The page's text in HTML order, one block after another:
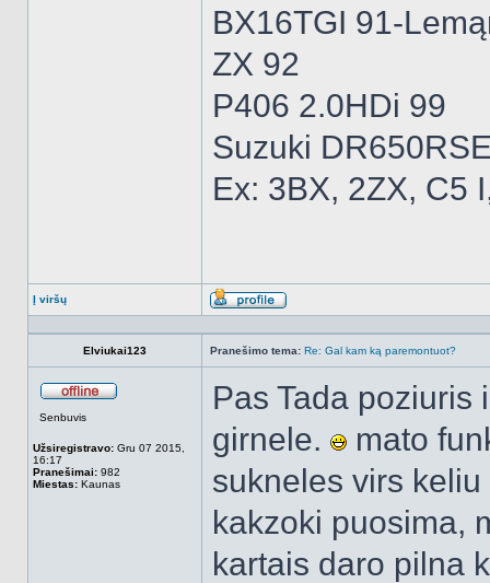
BX16TGI 91-
ZX 92
P406 2.0HDi 99
Suzuki
Ex: 3BX, 2ZX, C5
Į viršų
Aprašymas
Elviukai123 Pranešimo tema: Re: Gal kam ką paremontuot?
Senbuvis
Užsiregistravo: Gru 07 2015,
16:17
Pranešimai: 982
Miestas: Kaunas
Pas Tada
girnele.
mato
sukneles virs
kakzoki puosima,
kartais daro pilna